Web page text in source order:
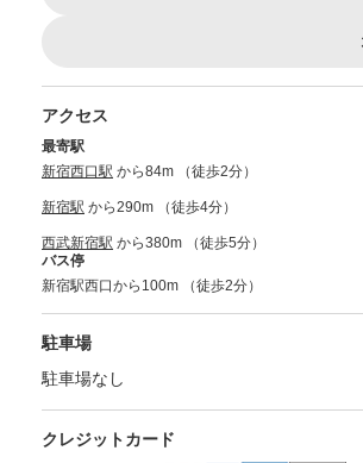
アクセス
最寄駅
新宿西口駅 から84m （徒歩2分）
新宿駅 から290m （徒歩4分）
西武新宿駅 から380m （徒歩5分）
バス停
新宿駅西口から100m （徒歩2分）
駐車場
駐車場なし
クレジットカード